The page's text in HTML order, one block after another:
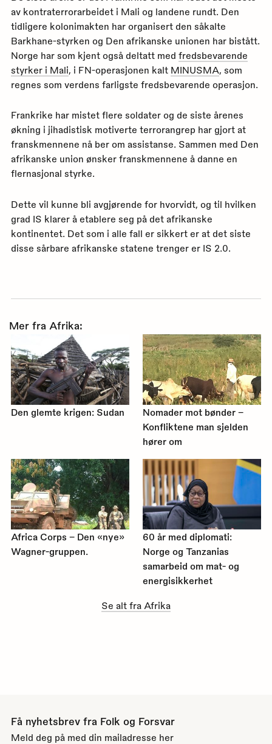
av kontraterrorarbeidet i Mali og landene rundt. Den
tidligere kolonimakten har organisert den såkalte
Barkhane-styrken og Den afrikanske unionen har bistått.
Norge har som kjent også deltatt med fredsbevarende
styrker i Mali, i FN-operasjonen kalt MINUSMA, som
regnes som verdens farligste fredsbevarende operasjon.
Frankrike har mistet flere soldater og de siste årenes
økning i jihadistisk motiverte terrorangrep har gjort at
franskmennene nå ber om assistanse. Sammen med Den
afrikanske union ønsker franskmennene å danne en
flernasjonal styrke.
Dette vil kunne bli avgjørende for hvorvidt, og til hvilken
grad IS klarer å etablere seg på det afrikanske
kontinentet. Det som i alle fall er sikkert er at det siste
disse sårbare afrikanske statene trenger er IS 2.0.
Mer fra Afrika:
Den glemte krigen: Sudan
Nomader mot bønder –
Konfliktene man sjelden
hører om
Africa Corps – Den «nye»
Wagner-gruppen.
60 år med diplomati:
Norge og Tanzanias
samarbeid om mat- og
energisikkerhet
Se alt fra Afrika
Få nyhetsbrev fra Folk og Forsvar
Meld deg på med din mailadresse her